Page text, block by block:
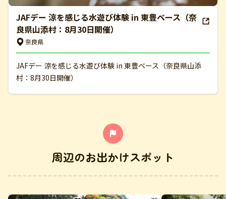
JAFデー 涼を感じる水遊び体験 in 東豊ベース（奈
良県山添村：8月30日開催）
奈良県
JAFデー 涼を感じる水遊び体験 in 東豊ベース（奈良県山添
村：8月30日開催）
周辺のお出かけスポット